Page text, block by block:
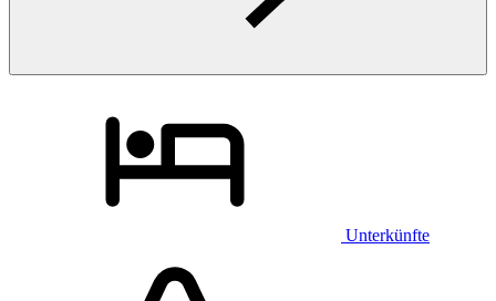
Unterkünfte